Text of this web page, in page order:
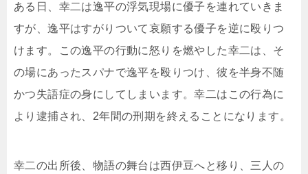
ある日、幸二は逸平の浮気現場に優子を連れていきま
すが、逸平はすがりついて哀願する優子を逆に殴りつ
けます。この逸平の行動に怒りを燃やした幸二は、そ
の場にあったスパナで逸平を殴りつけ、彼を半身不随
かつ失語症の身にしてしまいます。幸二はこの行為に
より逮捕され、2年間の刑期を終えることになります。
幸二の出所後、物語の舞台は西伊豆へと移り、三人の